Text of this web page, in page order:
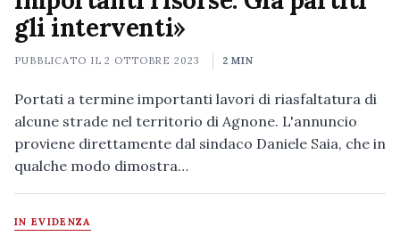
gli interventi»
PUBBLICATO IL2 OTTOBRE 2023 2 MIN
Portati a termine importanti lavori di riasfaltatura di
alcune strade nel territorio di Agnone. L'annuncio
proviene direttamente dal sindaco Daniele Saia, che in
qualche modo dimostra…
IN EVIDENZA